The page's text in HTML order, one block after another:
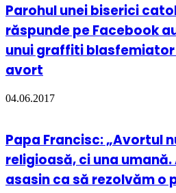
Parohul unei biserici
răspunde pe Facebook
unui graffiti
avort
04.06.2017
Papa Francisc: „Avortul
religioasă, ci una
asasin ca să rezolvăm o